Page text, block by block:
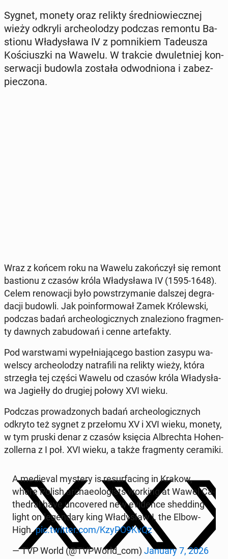
Sygnet, monety oraz relikty śre­dnio­wiecz­nej
wieży odkryli ar­che­olo­dzy podczas remontu Ba­
stio­nu Wła­dy­sła­wa IV z po­mni­kiem Ta­de­usza
Ko­ściusz­ki na Wawelu. W trakcie dwu­let­niej kon­
ser­wa­cji budowla została od­wod­nio­na i za­bez­
pie­czo­na.
Wraz z końcem roku na Wawelu za­koń­czył się remont
ba­stio­nu z czasów króla Wła­dy­sła­wa IV (1595-1648).
Celem re­no­wa­cji było po­wstrzy­ma­nie dalszej de­gra­
da­cji budowli. Jak po­in­for­mo­wał Zamek Kró­lew­ski,
podczas badań ar­che­olo­gicz­nych zna­le­zio­no frag­men­
ty dawnych za­bu­do­wań i cenne ar­te­fak­ty.
Pod war­stwa­mi wy­peł­nia­ją­ce­go bastion zasypu wa­
wel­scy ar­che­olo­dzy na­tra­fi­li na relikty wieży, która
strze­gła tej części Wawelu od czasów króla Wła­dy­sła­
wa Ja­gieł­ły do drugiej połowy XVI wieku.
Podczas pro­wa­dzo­nych badań ar­che­olo­gicz­nych
odkryto też sygnet z prze­ło­mu XV i XVI wieku, monety,
w tym pruski denar z czasów księcia Al­brech­ta Ho­hen­
zol­ler­na z I poł. XVI wieku, a także frag­men­ty ce­ra­mi­ki.
A me­die­val mystery is re­sur­fa­cing in Krakow,
where Polish ar­cha­eolo­gi­sts working at Wawel Ca­
the­dral have un­co­ve­red new evi­den­ce shed­ding
light on le­gen­da­ry king Wła­dy­sław I, the Elbow-
High.pic.twitter.com/KzyPO9KvQz
— TVP World (@TVPWorld_com) January 7, 2026